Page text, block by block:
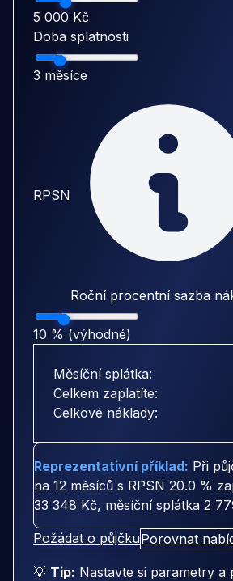
5 000 Kč
Doba splatnosti
3 měsíce
RPSN
Roční procentní sazba
10 % (výhodné)
Měsíční splátka:
Celkem zaplatíte:
Celkové náklady:
Reprezentativní příklad: Při
na 12 měsíců s RPSN 20.0 %
33 348 Kč, měsíční splátka 2
Požádat o půjčkuPorovnat
💡 Tip: Nastavte si parametry a